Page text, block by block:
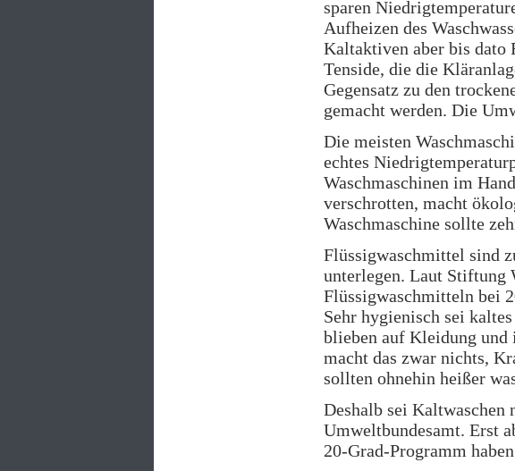
sparen
Aufheizen des
Kaltaktiven aber bis dato
Tenside, die die
Gegensatz zu den
gemacht werden. Die
Die meisten
echtes
Waschmaschinen im
verschrotten, macht
Waschmaschine sollte
Flüssigwaschmittel sind
unterlegen. Laut Stiftung
Flüssigwaschmitteln bei
Sehr hygienisch sei
blieben auf Kleidung und
macht das zwar nichts,
sollten ohnehin heißer
Deshalb sei Kaltwaschen
Umweltbundesamt. Erst
20-Grad-Programm